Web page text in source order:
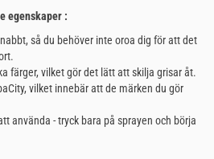
egenskaper :
så du behöver inte oroa dig för att det
färger, vilket gör det lätt att skilja grisar åt.
vilket innebär att de märken du gör
använda - tryck bara på sprayen och börja